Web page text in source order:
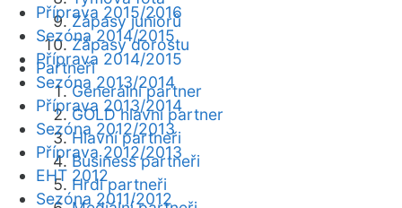
Zápasy juniorů
Zápasy dorostu
Partneři
Generální partner
GOLD hlavní partner
Hlavní partneři
Business partneři
Hrdí partneři
Příprava 2015/2016
Sezóna 2014/2015
Příprava 2014/2015
Sezóna 2013/2014
Příprava 2013/2014
Sezóna 2012/2013
Příprava 2012/2013
EHT 2012
Sezóna 2011/2012